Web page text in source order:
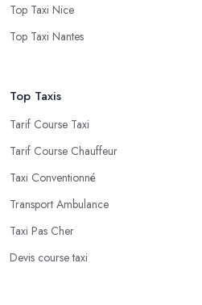
Top Taxi Nice
Top Taxi Nantes
Top Taxis
Tarif Course Taxi
Tarif Course Chauffeur
Taxi Conventionné
Transport Ambulance
Taxi Pas Cher
Devis course taxi